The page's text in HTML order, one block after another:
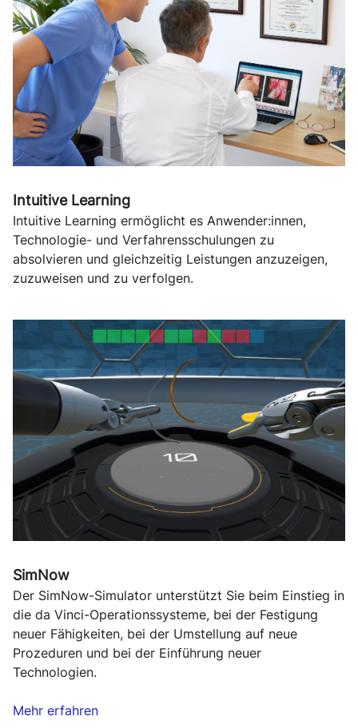
Intuitive Learning
Intuitive Learning ermöglicht es Anwender:innen,
Technologie- und Verfahrensschulungen zu
absolvieren und gleichzeitig Leistungen anzuzeigen,
zuzuweisen und zu verfolgen.
SimNow
Der SimNow-Simulator unterstützt Sie beim Einstieg in
die da Vinci-Operationssysteme, bei der Festigung
neuer Fähigkeiten, bei der Umstellung auf neue
Prozeduren und bei der Einführung neuer
Technologien.
Mehr erfahren